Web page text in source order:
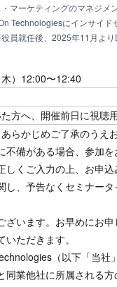
マーケティングのマネジメ
Technologiesにインサイド
員就任後、2025年11月より
）12:00〜12:40
方へ、開催前日に視聴
らかじめご了承のうえ
不備がある場合、参加
しくご入力の上、お申
し、予告なくセミナー
ざいます。お早めにお
ただきます。
（以下「当社
同業他社に所属される